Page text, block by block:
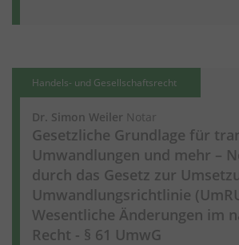
Handels- und Gesellschaftsrecht
Dr. Simon Weiler Notar
Gesetzliche Grundlage für
Umwandlungen und mehr –
durch das Gesetz zur
Umwandlungsrichtlinie
Wesentliche Änderungen im
Recht - § 61 UmwG